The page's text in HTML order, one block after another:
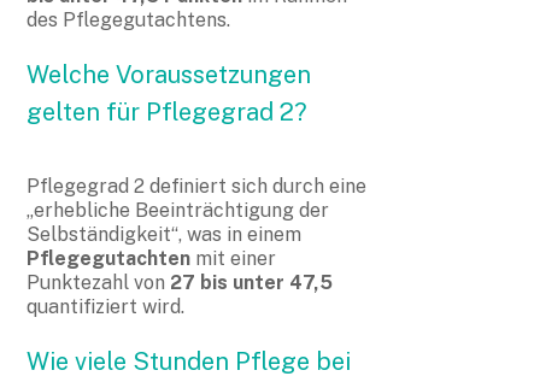
des Pflegegutachtens.
Welche Voraussetzungen
gelten für Pflegegrad 2?
Pflegegrad 2 definiert sich durch eine
„erhebliche Beeinträchtigung der
Selbständigkeit“, was in einem
Pflegegutachten mit einer
Punktezahl von 27 bis unter 47,5
quantifiziert wird.
Wie viele Stunden Pflege bei